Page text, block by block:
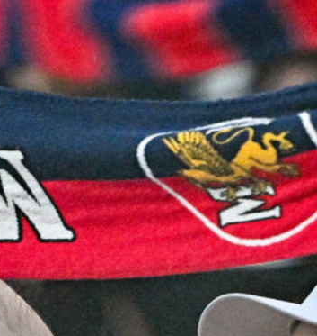
L’ex rossoblù Carparelli riparte dal
Cisano: nuova sfida a 50 anni
2026
Genoa in lutto: è scomparso l’ex
allenatore Pippo Marchioro
2026